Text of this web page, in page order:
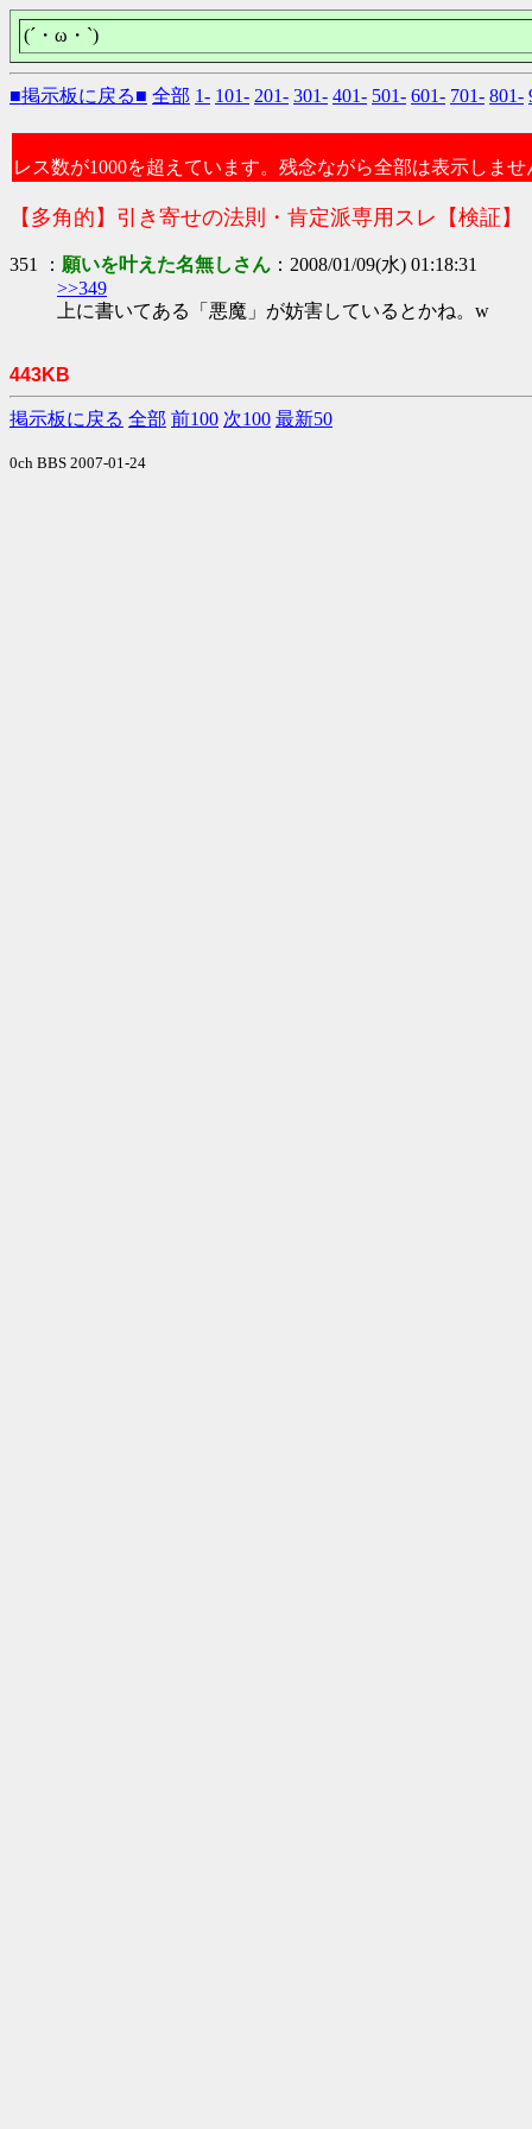
(´・ω・`)
■掲示板に戻る■ 全部 1- 101- 201- 301- 401- 501- 601- 701- 801-
レス数が1000を超えています。残念ながら全部は表示しませ
【多角的】引き寄せの法則・肯定派専用スレ【検証】
351 ： 願いを叶えた名無しさん ：2008/01/09(水) 01:18:31
>>349
上に書いてある「悪魔」が妨害しているとかね。w
443KB
掲示板に戻る 全部 前100 次100 最新50
0ch BBS 2007-01-24